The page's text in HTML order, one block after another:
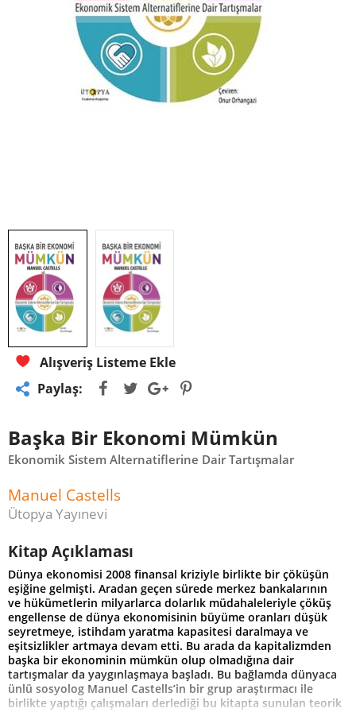
Alışveriş Listeme Ekle
Paylaş:
Başka Bir Ekonomi Mümkün
Ekonomik Sistem Alternatiflerine Dair Tartışmalar
Manuel Castells
Ütopya Yayınevi
Kitap Açıklaması
Dünya ekonomisi 2008 finansal kriziyle birlikte bir çöküşün
eşiğine gelmişti. Aradan geçen sürede merkez bankalarının
ve hükümetlerin milyarlarca dolarlık müdahaleleriyle çöküş
engellense de dünya ekonomisinin büyüme oranları düşük
seyretmeye, istihdam yaratma kapasitesi daralmaya ve
eşitsizlikler artmaya devam etti. Bu arada da kapitalizmden
başka bir ekonominin mümkün olup olmadığına dair
tartışmalar da yaygınlaşmaya başladı. Bu bağlamda dünyaca
ünlü sosyolog Manuel Castells’in bir grup araştırmacı ile
birlikte yaptığı çalışmaları derlediği bu kitapta sunulan teorik